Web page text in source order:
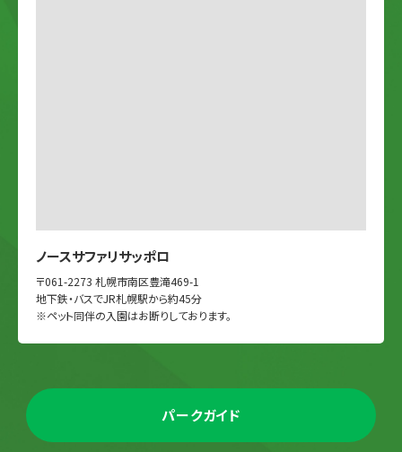
ノースサファリサッポロ
〒061-2273 札幌市南区豊滝469-1
地下鉄・バスでJR札幌駅から約45分
※ペット同伴の入園はお断りしております。
パークガイド